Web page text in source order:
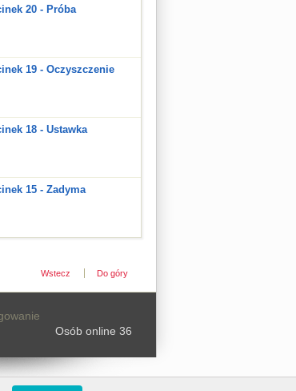
20 - Próba
19 - Oczyszczenie
18 - Ustawka
15 - Zadyma
Wstecz Do góry
Osób online 36